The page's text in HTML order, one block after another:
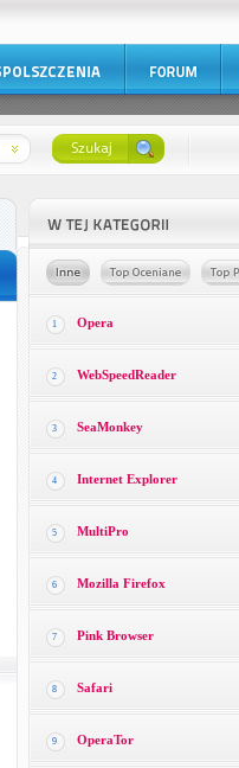
1 Opera
2 WebSpeedReader
3 SeaMonkey
4 Internet Explorer
5 MultiPro
6 Mozilla Firefox
7 Pink Browser
8 Safari
9 OperaTor